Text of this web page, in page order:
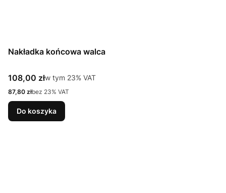
Nakładka końcowa walca
Cena brutto
108,00 złw tym %s VAT
w tym 23% VAT
Cena netto
87,80 złbez 23% VAT
Do koszyka